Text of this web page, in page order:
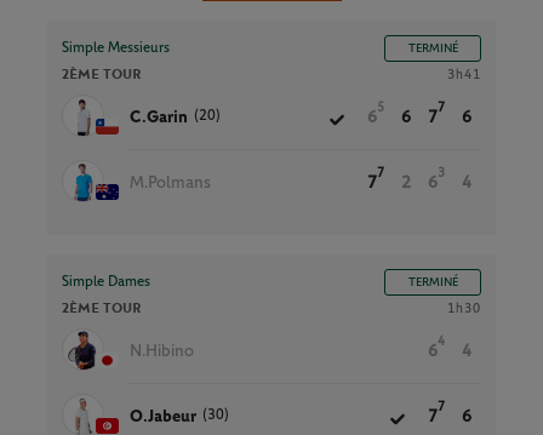
Simple Messieurs TERMINÉ
2ÈME TOUR 3h41
C.Garin (20) 6
5
6 7
7
6
M.Polmans 7
7
2 6
3
4
Simple Dames TERMINÉ
2ÈME TOUR 1h30
N.Hibino 6
4
4
O.Jabeur (30) 7
7
6